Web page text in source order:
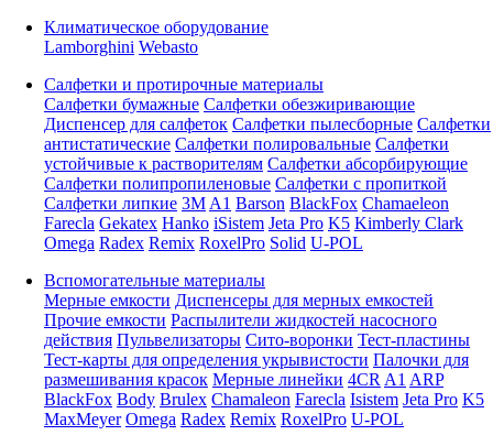
Климатическое оборудование
Lamborghini Webasto
Салфетки и протирочные материалы
Салфетки бумажные Салфетки обезжиривающие
Диспенсер для салфеток Салфетки пылесборные Салфетки
антистатические Салфетки полировальные Салфетки
устойчивые к растворителям Салфетки абсорбирующие
Салфетки полипропиленовые Салфетки с пропиткой
Салфетки липкие 3M A1 Barson BlackFox Chamaeleon
Farecla Gekatex Hanko iSistem Jeta Pro K5 Kimberly Clark
Omega Radex Remix RoxelPro Solid U-POL
Вспомогательные материалы
Мерные емкости Диспенсеры для мерных емкостей
Прочие емкости Распылители жидкостей насосного
действия Пульвелизаторы Сито-воронки Тест-пластины
Тест-карты для определения укрывистости Палочки для
размешивания красок Мерные линейки 4CR A1 ARP
BlackFox Body Brulex Chamaleon Farecla Isistem Jeta Pro K5
MaxMeyer Omega Radex Remix RoxelPro U-POL